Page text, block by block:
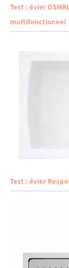
Test : évier
multifonctionnel
Test : évier